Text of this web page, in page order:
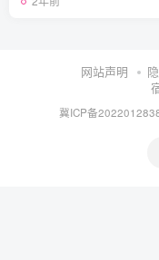
网站声明
冀ICP备